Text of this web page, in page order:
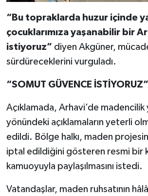
“Bu topraklarda huzur içinde
çocuklarımıza yaşanabilir bir
istiyoruz” diyen Akgüner,
sürdüreceklerini vurguladı.
“SOMUT GÜVENCE İSTİYORUZ”
Açıklamada, Arhavi’de madencilik
yönündeki açıklamaların yeterli
edildi. Bölge halkı, maden
iptal edildiğini gösteren resmi bir
kamuoyuyla paylaşılmasını istedi.
Vatandaşlar, maden ruhsatının